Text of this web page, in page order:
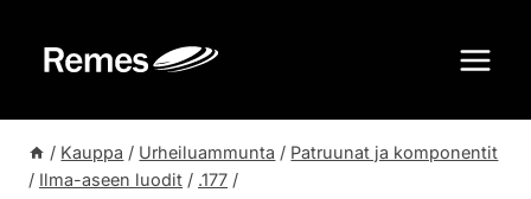
sisältöön
/ Kauppa / Urheiluammunta / Patruunat ja komponentit
/ Ilma-aseen luodit / .177 /